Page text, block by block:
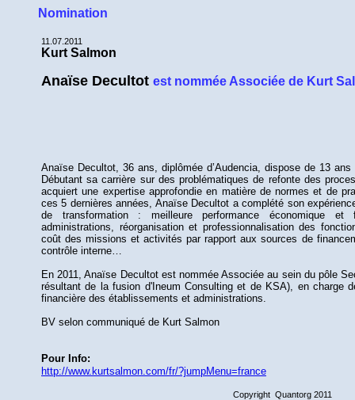
Nomination
11.07.2011
Kurt Salmon
Anaïse Decultot est nommée Associée de Kurt
Anaïse Decultot, 36 ans, diplômée d’Audencia, dispose de 13
Débutant sa carrière sur des problématiques de refonte des
acquiert une expertise approfondie en matière de normes et de
ces 5 dernières années, Anaïse Decultot a complété son
de transformation : meilleure performance économique et
administrations, réorganisation et professionnalisation des
coût des missions et activités par rapport aux sources de
contrôle interne…
En 2011, Anaïse Decultot est nommée Associée au sein du pôle
résultant de la fusion d'Ineum Consulting et de KSA), en charge
financière des établissements et administrations.
BV selon communiqué de Kurt Salmon
Pour Info:
http://www.kurtsalmon.com/fr/?jumpMenu=france
Copyright Quantorg 2011